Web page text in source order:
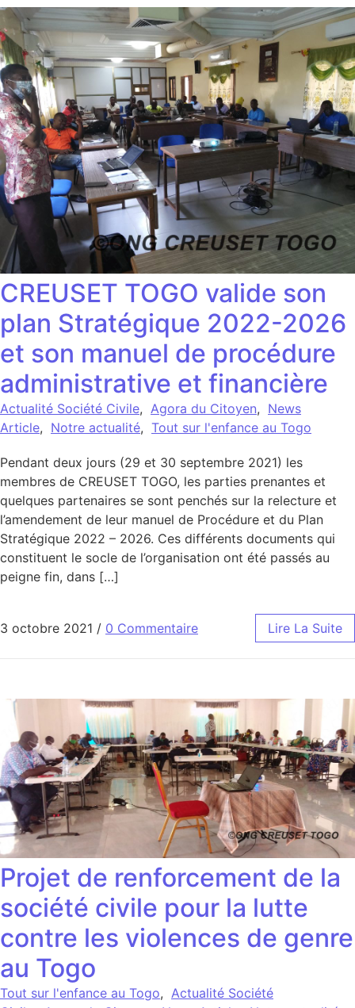
CREUSET TOGO valide son
plan Stratégique 2022-2026
et son manuel de procédure
administrative et financière
Actualité Société Civile, Agora du Citoyen, News
Article, Notre actualité, Tout sur l'enfance au Togo
Pendant deux jours (29 et 30 septembre 2021) les
membres de CREUSET TOGO, les parties prenantes et
quelques partenaires se sont penchés sur la relecture et
l’amendement de leur manuel de Procédure et du Plan
Stratégique 2022 – 2026. Ces différents documents qui
constituent le socle de l’organisation ont été passés au
peigne fin, dans […]
3 octobre 2021 / 0 Commentaire Lire La Suite
Projet de renforcement de la
société civile pour la lutte
contre les violences de genre
au Togo
Tout sur l'enfance au Togo, Actualité Société